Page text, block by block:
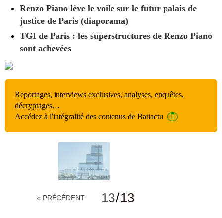
Renzo Piano lève le voile sur le futur palais de
justice de Paris (diaporama)
TGI de Paris : les superstructures de Renzo Piano
sont achevées
Reportages, interviews exclusives, analyses, enquêtes,
décryptages…
Accédez à l'intégralité des contenus de Batiactu
« PRÉCÉDENT 13/13